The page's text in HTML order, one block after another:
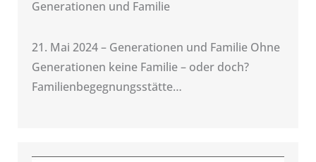
Generationen und Familie
21. Mai 2024 – Generationen und Familie Ohne
Generationen keine Familie – oder doch?
Familienbegegnungsstätte…